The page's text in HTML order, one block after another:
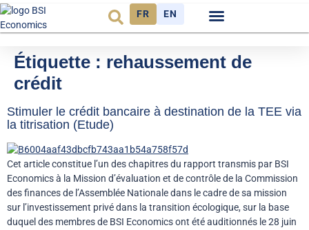
FR EN
Étiquette : rehaussement de
crédit
Stimuler le crédit bancaire à destination de la TEE via
la titrisation (Etude)
Cet article constitue l’un des chapitres du rapport transmis par BSI
Economics à la Mission d’évaluation et de contrôle de la Commission
des finances de l’Assemblée Nationale dans le cadre de sa mission
sur l’investissement privé dans la transition écologique, sur la base
duquel des membres de BSI Economics ont été auditionnés le 28 juin